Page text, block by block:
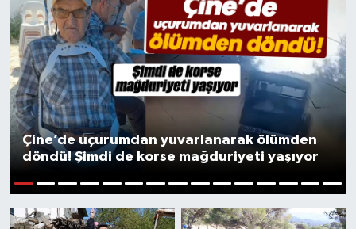
Çine’de uçurumdan yuvarlanarak ölümden
döndü! Şimdi de korse mağduriyeti yaşıyor
Ekonomi
Yaşam
Eğitim
Kültür Sanat
Aydın Trafik Yoğunluk Haritası
Süper Lig Puan Durumu ve Fikstür
Tüm Manşetler
Son Dakika Haberleri
Haber Arşivi